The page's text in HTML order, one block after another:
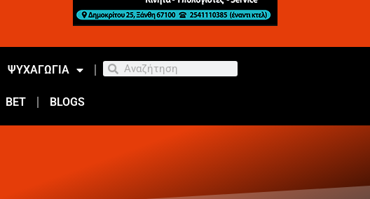
ΨΥΧΑΓΩΓΙΑ
BET BLOGS